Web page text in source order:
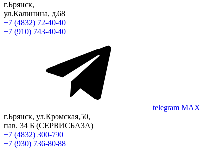
г.Брянск,
ул.Калинина, д.68
+7 (4832) 72-40-40
+7 (910) 743-40-40
telegram MAX
г.Брянск, ул.Кромская,50,
пав. 34 Б (СЕРВИСБАЗА)
+7 (4832) 300-790
+7 (930) 736-80-88